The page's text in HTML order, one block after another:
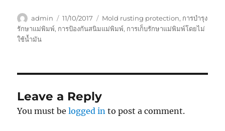
Author
admin
Posted
on
11/10/2017 Tags
Mold rusting protection, การบำรุง
รักษาแม่พิมพ์, การป้องกันสนิมแม่พิมพ์, การเก็บรักษาแม่พิมพ์โดยไม่
ใช้น้ำมัน
Leave a Reply
You must belogged in to post a comment.